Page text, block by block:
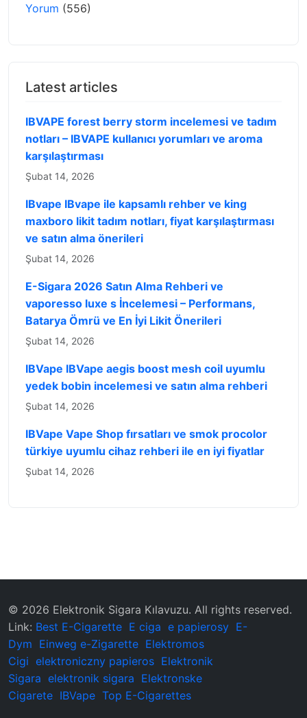
Yorum (556)
Latest articles
IBVAPE forest berry storm incelemesi ve tadım
notları – IBVAPE kullanıcı yorumları ve aroma
karşılaştırması
Şubat 14, 2026
IBvape IBvape ile kapsamlı rehber ve king
maxboro likit tadım notları, fiyat karşılaştırması
ve satın alma önerileri
Şubat 14, 2026
E-Sigara 2026 Satın Alma Rehberi ve
vaporesso luxe s İncelemesi – Performans,
Batarya Ömrü ve En İyi Likit Önerileri
Şubat 14, 2026
IBVape IBVape aegis boost mesh coil uyumlu
yedek bobin incelemesi ve satın alma rehberi
Şubat 14, 2026
IBVape Vape Shop fırsatları ve smok procolor
türkiye uyumlu cihaz rehberi ile en iyi fiyatlar
Şubat 14, 2026
© 2026 ‌Elektronik Sigara Kılavuzu‌. All rights reserved.
Link: Best E-Cigarette E ciga e papierosy E-
Dym Einweg e-Zigarette Elektromos
Cigi elektroniczny papieros Elektronik
Sigara elektronik sigara Elektronske
Cigarete IBVape Top E-Cigarettes